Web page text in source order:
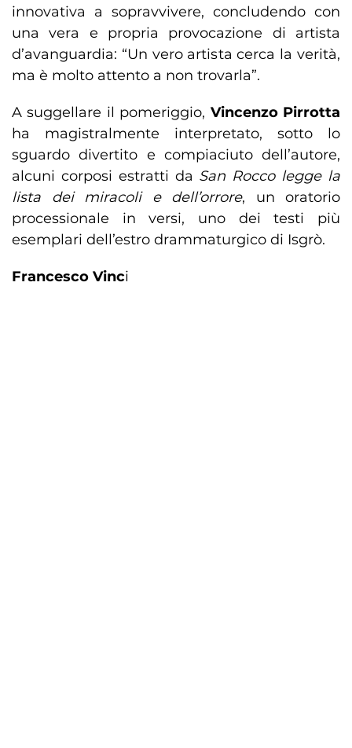
innovativa a sopravvivere, concludendo con
una vera e propria provocazione di artista
d’avanguardia: “Un vero artista cerca la verità,
ma è molto attento a non trovarla”.
A suggellare il pomeriggio, Vincenzo Pirrotta
ha magistralmente interpretato, sotto lo
sguardo divertito e compiaciuto dell’autore,
alcuni corposi estratti da San Rocco legge la
lista dei miracoli e dell’orrore, un oratorio
processionale in versi, uno dei testi più
esemplari dell’estro drammaturgico di Isgrò.
Francesco Vinci